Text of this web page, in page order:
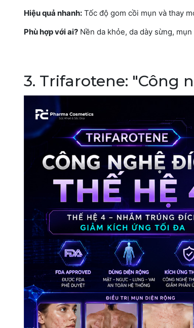
Hiệu quả nhanh: Tốc độ gom cồi mụn và thay
Phù hợp với ai? Nền da khỏe, da dày sừng,
3. Trifarotene: "Công